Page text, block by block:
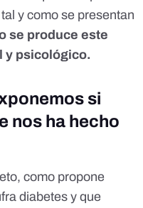
y como se presentan
se produce este
y psicológico.
si
nos ha hecho
como propone
diabetes y que